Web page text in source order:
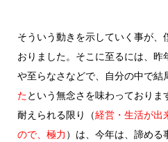
そういう動きを示していく事が
おりました。そこに至るには、
や至らなさなどで、自分の中で結
たという無念さを味わっており
耐えられる限り（経営・生活が出
ので、極力 ）は、今年は、諦め